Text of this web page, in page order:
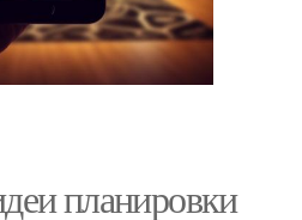
планировки